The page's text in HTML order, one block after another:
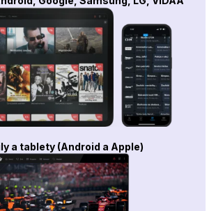
a tablety (Android a Apple)